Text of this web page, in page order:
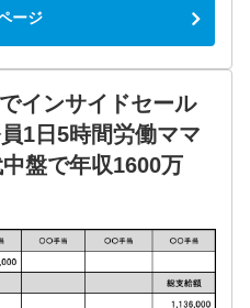
ージ
インサイドセール
1日5時間労働ママ
中盤で年収1600万